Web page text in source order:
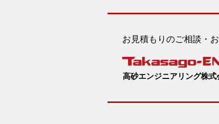
お見積もりのご相談・
高砂エンジニアリング株式